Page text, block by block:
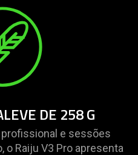
DE 258 G
e sessões
Raiju V3 Pro apresenta